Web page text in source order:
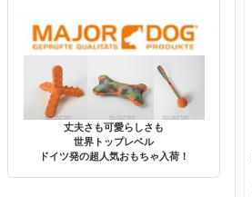
丈夫さも可愛らしさも
世界トップレベル
ドイツ発の超人気おもちゃ入荷！